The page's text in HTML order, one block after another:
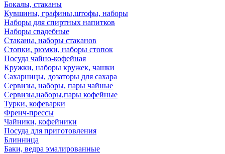
Бокалы, стаканы
Кувшины, графины,штофы, наборы
Наборы для спиртных напитков
Наборы свадебные
Стаканы, наборы стаканов
Стопки, рюмки, наборы стопок
Посуда чайно-кофейная
Кружки, наборы кружек, чашки
Сахарницы, дозаторы для сахара
Сервизы, наборы, пары чайные
Сервизы,наборы,пары кофейные
Турки, кофеварки
Френч-прессы
Чайники, кофейники
Посуда для приготовления
Блинница
Баки, ведра эмалированные